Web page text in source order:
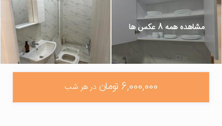
مشاهده همه 8 عکس ها
6,000,000 تومان در هر شب